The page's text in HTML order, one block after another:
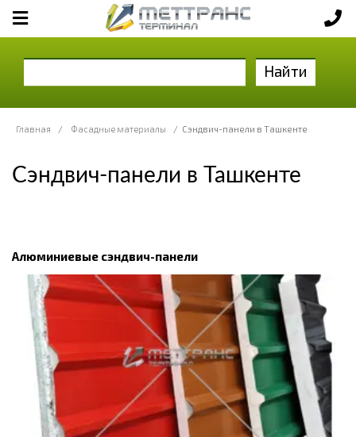
Найти
Главная / Фасадные материалы / Сэндвич-панели в Ташкенте
Сэндвич-панели в Ташкенте
Алюминиевые сэндвич-панели